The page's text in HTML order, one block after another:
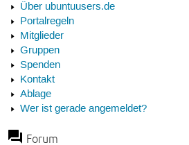
Über ubuntuusers.de
Portalregeln
Mitglieder
Gruppen
Spenden
Kontakt
Ablage
Wer ist gerade angemeldet?
Forum